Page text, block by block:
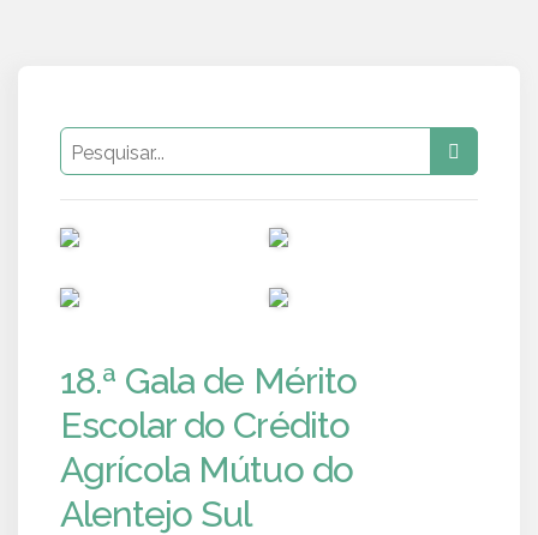
18.ª Gala de Mérito
Escolar do Crédito
Agrícola Mútuo do
Alentejo Sul